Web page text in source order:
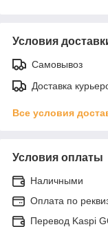
Условия
Самовывоз
Доставка
Все условия
Условия оплаты
Наличными
Оплата по
Перевод Kaspi